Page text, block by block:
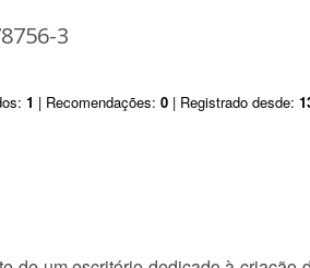
3
1 | Recomendações: 0 | Registrado desde: